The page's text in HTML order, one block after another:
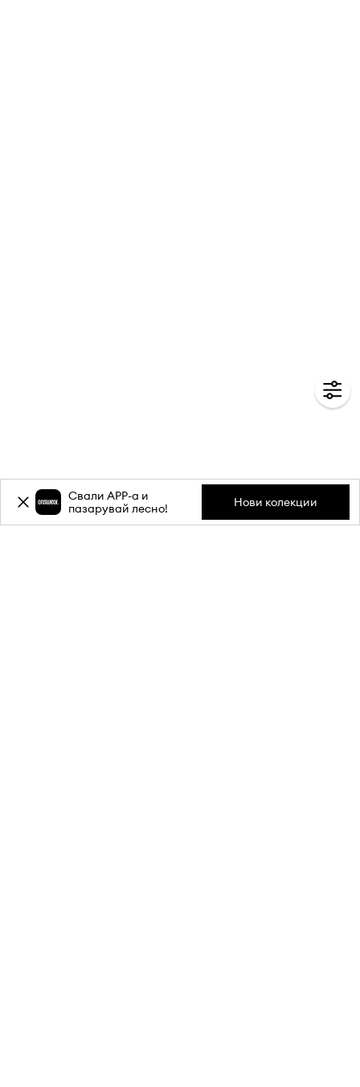
Свали APP-a и
пазарувай лесно!
Нови колекции